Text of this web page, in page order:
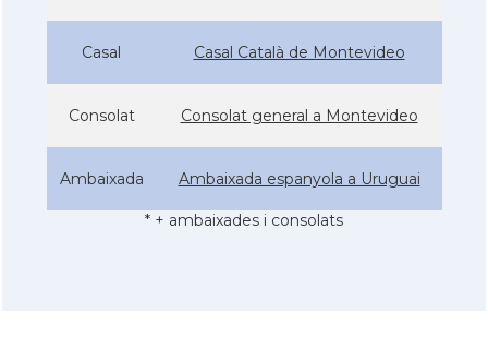
Casal Casal Català de Montevideo
Consolat Consolat general a Montevideo
Ambaixada Ambaixada espanyola a Uruguai
* + ambaixades i consolats